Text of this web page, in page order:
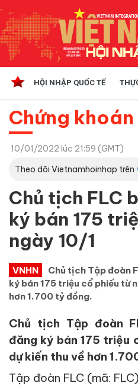
HỘI NHẬP QUỐC TẾ
Chứng khoán
10/01/2022 lúc 21:59 (GMT)
Theo dõi Vietnamhoinhap trên
Chủ tịch FLC
ký bán 175
ngày 10/1
VNHN
Chủ tịch Tập đoàn
ký bán 175 triệu cổ phiếu từ
hơn 1.700 tỷ đồng.
Chủ tịch Tập đoàn
đăng ký bán 175 triệu
dự kiến thu về hơn
Tập đoàn FLC (mã: